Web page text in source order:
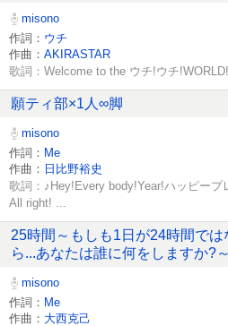
misono
作詞： ウチ
作曲： AKIRASTAR
歌詞：Welcome to the ウチ!ウチ!WORLD!
願ティ部×1人∞脚
misono
作詞： Me
作曲： 日比野裕史
歌詞：♪Hey!Every body!Year!ハッピー
All right! ...
25時間～もしも1日が24時間で
ら...あなたは誰に何をしますか?～
misono
作詞： Me
作曲： 大西克己